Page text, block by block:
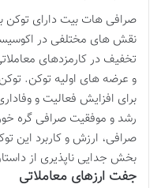
نقش های مختلفی در
تخفیف در کارمزدهای
برای افزایش فعالیت و
رشد و موفقیت صرافی گره
صرافی، ارزش و کاربرد این
بخش جدایی ناپذیری از
جفت ارزهای معاملاتی